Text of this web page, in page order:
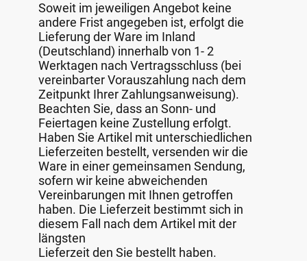
Soweit im jeweiligen Angebot keine
andere Frist angegeben ist, erfolgt die
Lieferung der Ware im Inland
(Deutschland) innerhalb von 1- 2
Werktagen nach Vertragsschluss (bei
vereinbarter Vorauszahlung nach dem
Zeitpunkt Ihrer Zahlungsanweisung).
Beachten Sie, dass an Sonn- und
Feiertagen keine Zustellung erfolgt.
Haben Sie Artikel mit unterschiedlichen
Lieferzeiten bestellt, versenden wir die
Ware in einer gemeinsamen Sendung,
sofern wir keine abweichenden
Vereinbarungen mit Ihnen getroffen
haben. Die Lieferzeit bestimmt sich in
diesem Fall nach dem Artikel mit der
längsten
Lieferzeit den Sie bestellt haben.